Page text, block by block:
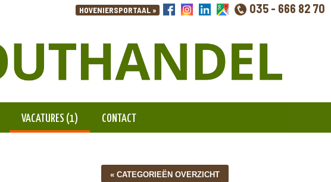
035 - 666 82 70
VACATURES (1) CONTACT